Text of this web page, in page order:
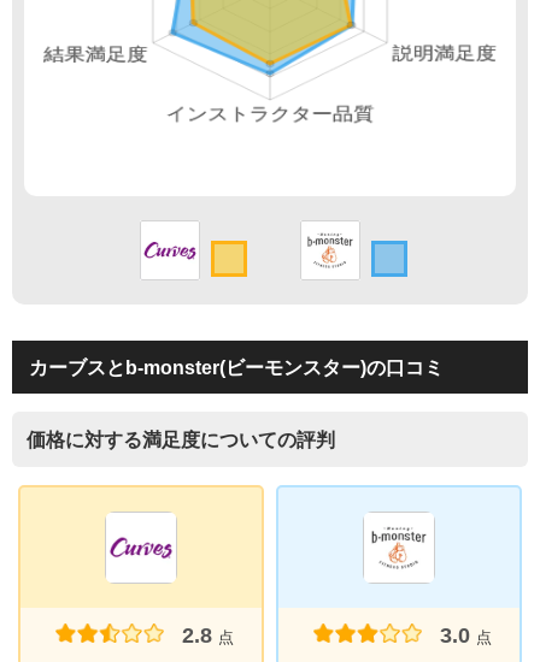
カーブスとb-monster(ビーモンスター)の口コミ
価格に対する満足度についての評判
2.8 点 3.0 点